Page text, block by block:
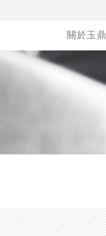
關於玉鼎